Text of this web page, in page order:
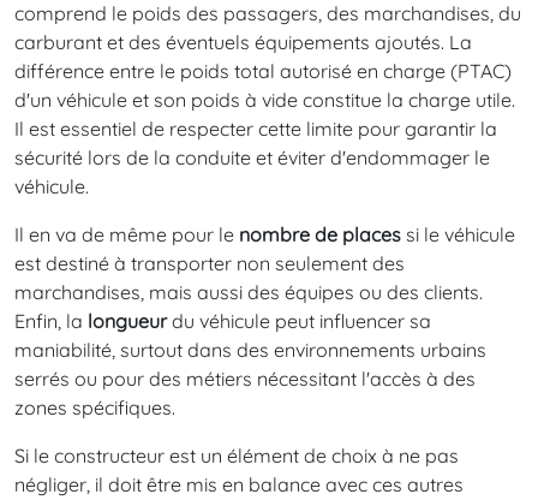
comprend le poids des passagers, des marchandises, du
carburant et des éventuels équipements ajoutés. La
différence entre le poids total autorisé en charge (PTAC)
d'un véhicule et son poids à vide constitue la charge utile.
Il est essentiel de respecter cette limite pour garantir la
sécurité lors de la conduite et éviter d'endommager le
véhicule.
Il en va de même pour le nombre de places si le véhicule
est destiné à transporter non seulement des
marchandises, mais aussi des équipes ou des clients.
Enfin, la longueurdu véhicule peut influencer sa
maniabilité, surtout dans des environnements urbains
serrés ou pour des métiers nécessitant l'accès à des
zones spécifiques.
Si le constructeur est un élément de choix à ne pas
négliger, il doit être mis en balance avec ces autres